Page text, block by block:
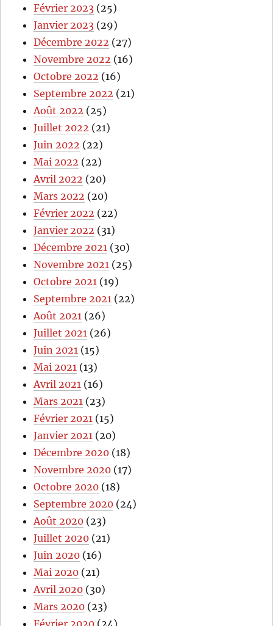
Février 2023 (25)
Janvier 2023 (29)
Décembre 2022 (27)
Novembre 2022 (16)
Octobre 2022 (16)
Septembre 2022 (21)
Août 2022 (25)
Juillet 2022 (21)
Juin 2022 (22)
Mai 2022 (22)
Avril 2022 (20)
Mars 2022 (20)
Février 2022 (22)
Janvier 2022 (31)
Décembre 2021 (30)
Novembre 2021 (25)
Octobre 2021 (19)
Septembre 2021 (22)
Août 2021 (26)
Juillet 2021 (26)
Juin 2021 (15)
Mai 2021 (13)
Avril 2021 (16)
Mars 2021 (23)
Février 2021 (15)
Janvier 2021 (20)
Décembre 2020 (18)
Novembre 2020 (17)
Octobre 2020 (18)
Septembre 2020 (24)
Août 2020 (23)
Juillet 2020 (21)
Juin 2020 (16)
Mai 2020 (21)
Avril 2020 (30)
Mars 2020 (23)
Février 2020 (24)